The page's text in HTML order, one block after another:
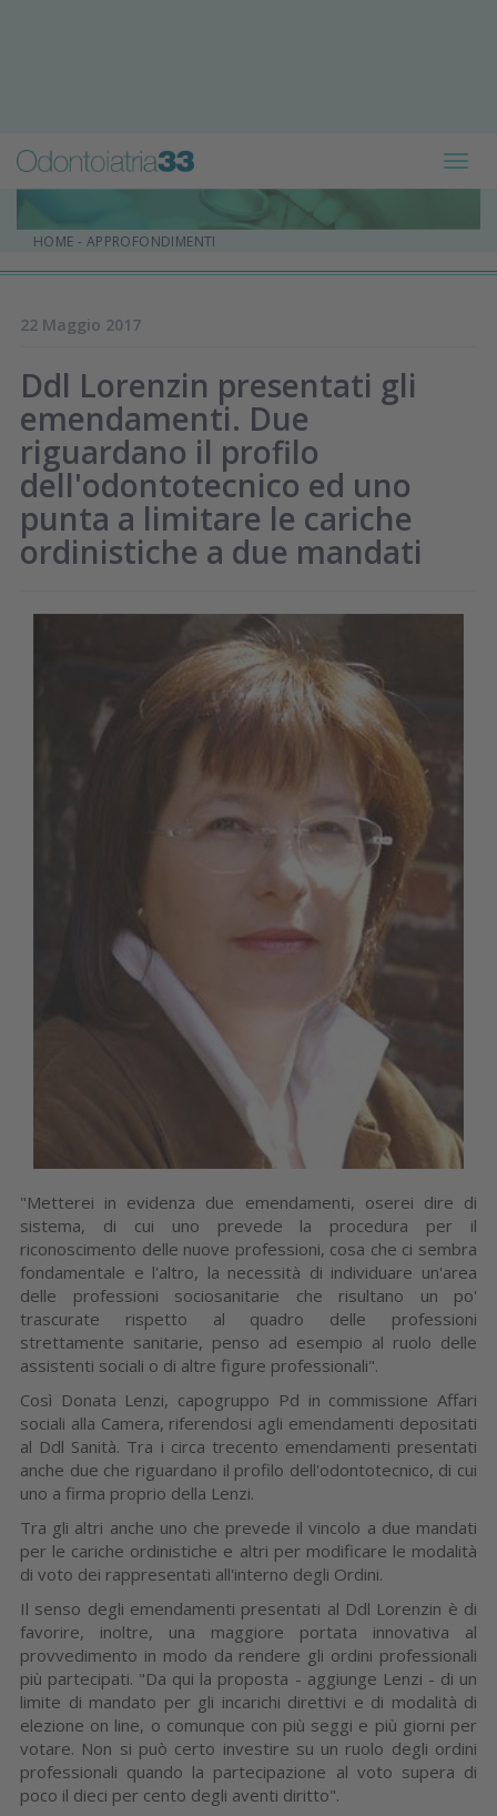
HOME - APPROFONDIMENTI
22 Maggio 2017
Ddl Lorenzin presentati gli
emendamenti. Due
riguardano il profilo
dell'odontotecnico ed uno
punta a limitare le cariche
ordinistiche a due mandati
"Metterei in evidenza due emendamenti, oserei dire di
sistema, di cui uno prevede la procedura per il
riconoscimento delle nuove professioni, cosa che ci sembra
fondamentale e l'altro, la necessità di individuare un'area
delle professioni sociosanitarie che risultano un po'
trascurate rispetto al quadro delle professioni
strettamente sanitarie, penso ad esempio al ruolo delle
assistenti sociali o di altre figure professionali".
Così Donata Lenzi, capogruppo Pd in commissione Affari
sociali alla Camera, riferendosi agli emendamenti depositati
al Ddl Sanità. Tra i circa trecento emendamenti presentati
anche due che riguardano il profilo dell'odontotecnico, di cui
uno a firma proprio della Lenzi.
Tra gli altri anche uno che prevede il vincolo a due mandati
per le cariche ordinistiche e altri per modificare le modalità
di voto dei rappresentati all'interno degli Ordini.
Il senso degli emendamenti presentati al Ddl Lorenzin è di
favorire, inoltre, una maggiore portata innovativa al
provvedimento in modo da rendere gli ordini professionali
più partecipati. "Da qui la proposta - aggiunge Lenzi - di un
limite di mandato per gli incarichi direttivi e di modalità di
elezione on line, o comunque con più seggi e più giorni per
votare. Non si può certo investire su un ruolo degli ordini
professionali quando la partecipazione al voto supera di
poco il dieci per cento degli aventi diritto".